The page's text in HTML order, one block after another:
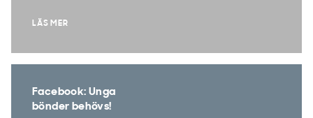
LÄS MER
Facebook: Unga
bönder behövs!